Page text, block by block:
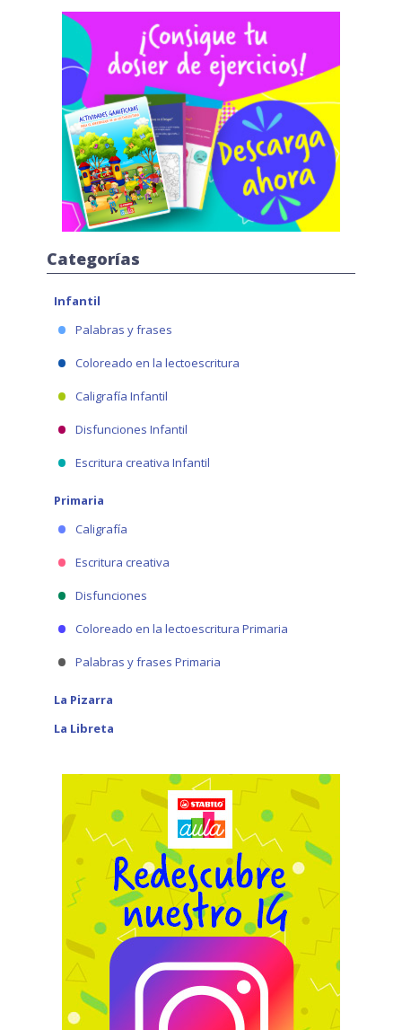
Categorías
Infantil
Palabras y frases
Coloreado en la lectoescritura
Caligrafía Infantil
Disfunciones Infantil
Escritura creativa Infantil
Primaria
Caligrafía
Escritura creativa
Disfunciones
Coloreado en la lectoescritura Primaria
Palabras y frases Primaria
La Pizarra
La Libreta